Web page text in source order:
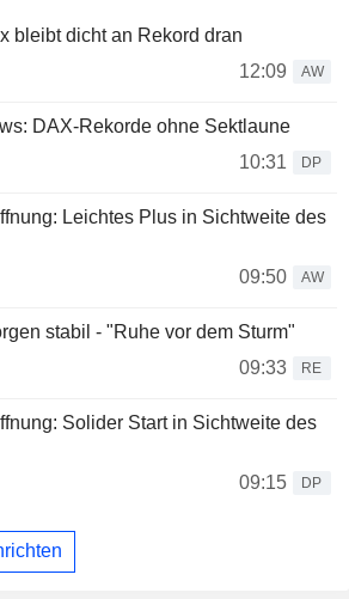
bleibt dicht an Rekord dran
12:09
AW
DAX-Rekorde ohne Sektlaune
10:31
DP
Leichtes Plus in Sichtweite des
09:50
AW
stabil - "Ruhe vor dem Sturm"
09:33
RE
Solider Start in Sichtweite des
09:15
DP